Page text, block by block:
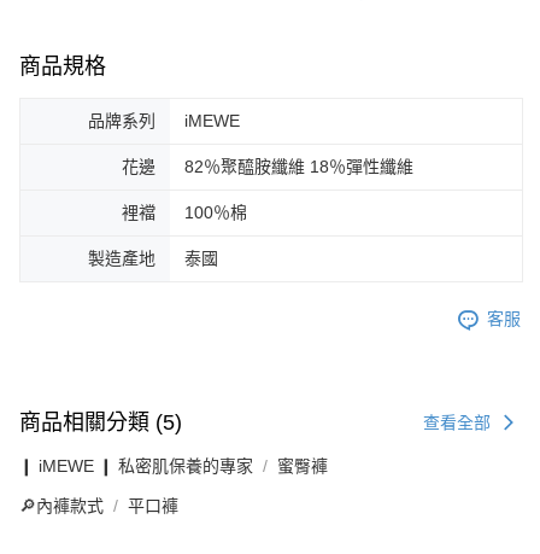
商品規格
品牌系列 iMEWE
花邊 82％聚醯胺纖維 18％彈性纖維
裡襠 100％棉
製造產地 泰國
客服
商品相關分類 (5) 查看全部
❙ iMEWE ❙ 私密肌保養的專家 蜜臀褲
🔎內褲款式 平口褲